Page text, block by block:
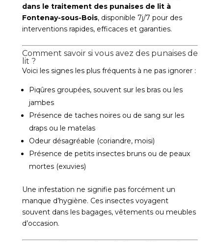
dans le traitement des punaises de lit à
Fontenay-sous-Bois, disponible 7j/7 pour des
interventions rapides, efficaces et garanties.
Comment savoir si vous avez des punaises de
lit ?
Voici les signes les plus fréquents à ne pas ignorer :
Piqûres groupées, souvent sur les bras ou les
jambes
Présence de taches noires ou de sang sur les
draps ou le matelas
Odeur désagréable (coriandre, moisi)
Présence de petits insectes bruns ou de peaux
mortes (exuvies)
Une infestation ne signifie pas forcément un
manque d’hygiène. Ces insectes voyagent
souvent dans les bagages, vêtements ou meubles
d’occasion.